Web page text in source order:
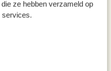
ze hebben verzameld op
services.